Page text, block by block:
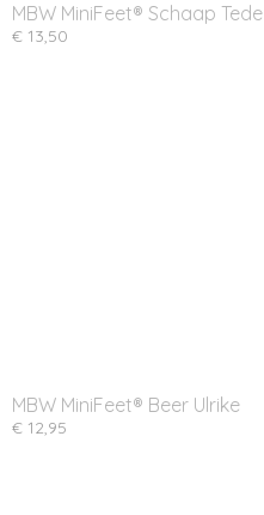
MBW MiniFeet® Schaap Tede
€ 13,50
MBW MiniFeet® Beer Ulrike
€ 12,95